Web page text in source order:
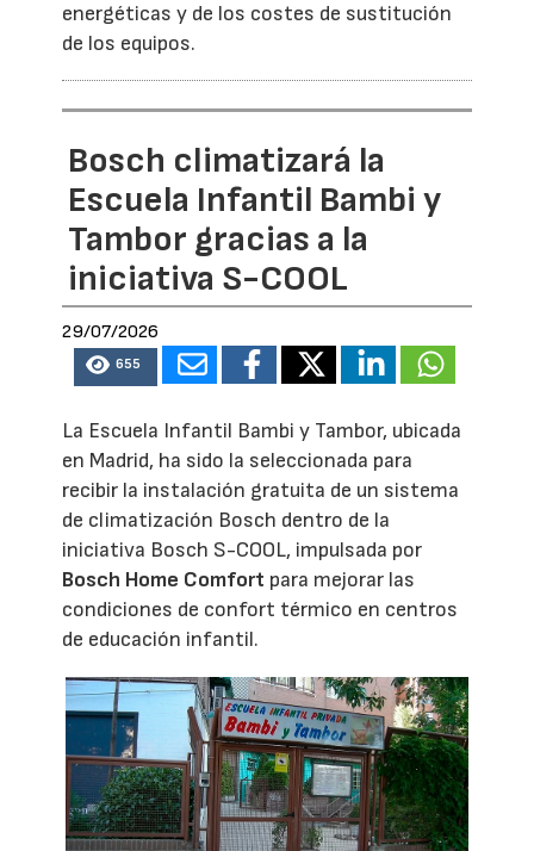
energéticas y de los costes de sustitución
de los equipos.
Bosch climatizará la
Escuela Infantil Bambi y
Tambor gracias a la
iniciativa S-COOL
29/07/2026
655
La Escuela Infantil Bambi y Tambor, ubicada
en Madrid, ha sido la seleccionada para
recibir la instalación gratuita de un sistema
de climatización Bosch dentro de la
iniciativa Bosch S-COOL, impulsada por
Bosch Home Comfort para mejorar las
condiciones de confort térmico en centros
de educación infantil.